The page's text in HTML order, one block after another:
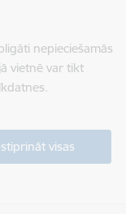
nepieciešamās
vietnē var tikt
visas